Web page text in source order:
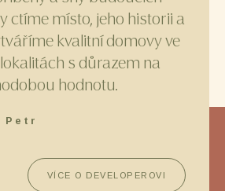
ctíme místo, jeho historii a
kvalitní domovy ve
s důrazem na
hodnotu.
Petr
VÍCE O DEVELOPEROVI